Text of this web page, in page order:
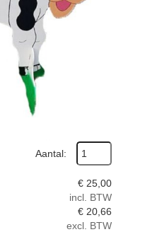
Aantal:
€ 25,00
incl. BTW
€ 20,66
excl. BTW